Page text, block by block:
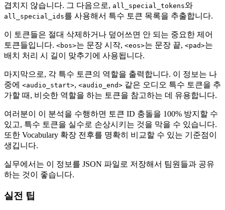
겹치지 않습니다. 그 다음으로, all_special_tokens와
all_special_ids를 사용해서 특수 토큰 목록을 추출합니다.
이 토큰들은 절대 삭제하거나 덮어쓰면 안 되는 중요한 제어
토큰들입니다. <bos>는 문장 시작, <eos>는 문장 끝, <pad>는
배치 처리 시 길이 맞추기에 사용됩니다.
마지막으로, 각 특수 토큰의 역할을 출력합니다. 이 정보는 나
중에 <audio_start>, <audio_end> 같은 오디오 특수 토큰을 추
가할 때, 비슷한 역할을 하는 토큰을 참고하는 데 유용합니다.
여러분이 이 분석을 수행하면 토큰 ID 충돌을 100% 방지할 수
있고, 특수 토큰을 실수로 손상시키는 것을 막을 수 있습니다.
또한 Vocabulary 확장 전후를 명확히 비교할 수 있는 기준점이
생깁니다.
실무에서는 이 정보를 JSON 파일로 저장해서 팀원들과 공유
하는 것이 좋습니다.
실전 팁